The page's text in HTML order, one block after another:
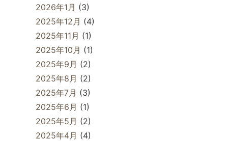
2026年1月 (3)
2025年12月 (4)
2025年11月 (1)
2025年10月 (1)
2025年9月 (2)
2025年8月 (2)
2025年7月 (3)
2025年6月 (1)
2025年5月 (2)
2025年4月 (4)